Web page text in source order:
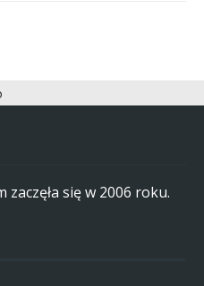
się w 2006 roku.